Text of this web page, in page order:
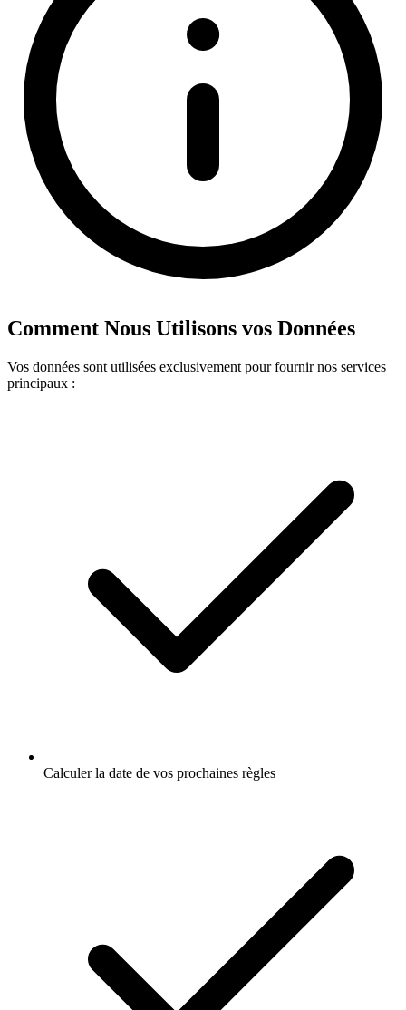
Comment Nous Utilisons vos Données
Vos données sont utilisées exclusivement pour fournir nos services
principaux :
Calculer la date de vos prochaines règles